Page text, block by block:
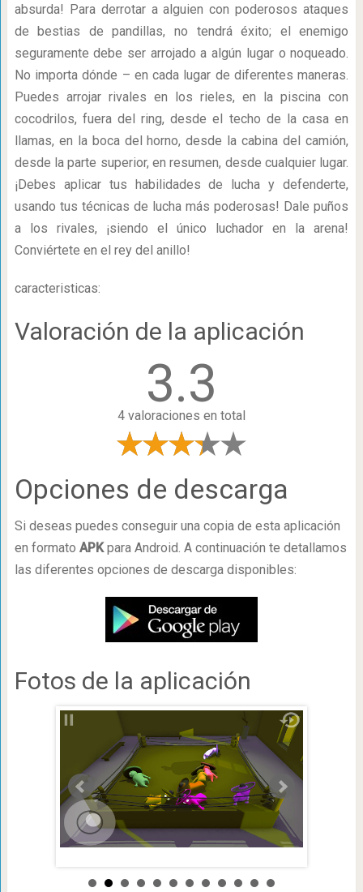
absurda! Para derrotar a alguien con poderosos ataques
de bestias de pandillas, no tendrá éxito; el enemigo
seguramente debe ser arrojado a algún lugar o noqueado.
No importa dónde – en cada lugar de diferentes maneras.
Puedes arrojar rivales en los rieles, en la piscina con
cocodrilos, fuera del ring, desde el techo de la casa en
llamas, en la boca del horno, desde la cabina del camión,
desde la parte superior, en resumen, desde cualquier lugar.
¡Debes aplicar tus habilidades de lucha y defenderte,
usando tus técnicas de lucha más poderosas! Dale puños
a los rivales, ¡siendo el único luchador en la arena!
Conviértete en el rey del anillo!
caracteristicas:
Valoración de la aplicación
3.3
4 valoraciones en total
Opciones de descarga
Si deseas puedes conseguir una copia de esta aplicación
en formato APKpara Android. A continuación te detallamos
las diferentes opciones de descarga disponibles:
Fotos de la aplicación